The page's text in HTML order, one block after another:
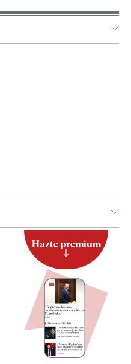
Hazte premium